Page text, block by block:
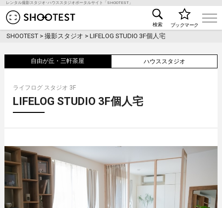
レンタル撮影スタジオ･ハウススタジオポータルサイト「SHOOTEST」
レンタル撮影スタジオ･ハウススタジオ検索の
検索 ブックマーク
SHOOTEST >撮影スタジオ >LIFELOG STUDIO 3F個人宅
自由が丘・三軒茶屋 ハウススタジオ
ライフログ スタジオ 3F
LIFELOG STUDIO 3F個人宅